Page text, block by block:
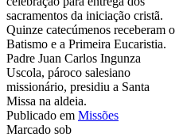
sacramentos da iniciação cristã.
Quinze catecúmenos receberam o
Batismo e a Primeira Eucaristia.
Padre Juan Carlos Ingunza
Uscola, pároco salesiano
missionário, presidiu a Santa
Missa na aldeia.
Publicado em Missões
Marcado sob